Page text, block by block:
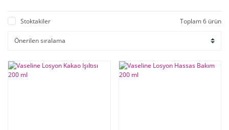
Stoktakiler Toplam 6 ürün